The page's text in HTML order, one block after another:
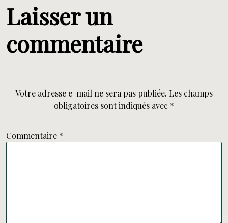
Laisser un
commentaire
Votre adresse e-mail ne sera pas publiée. Les champs
obligatoires sont indiqués avec *
Commentaire *